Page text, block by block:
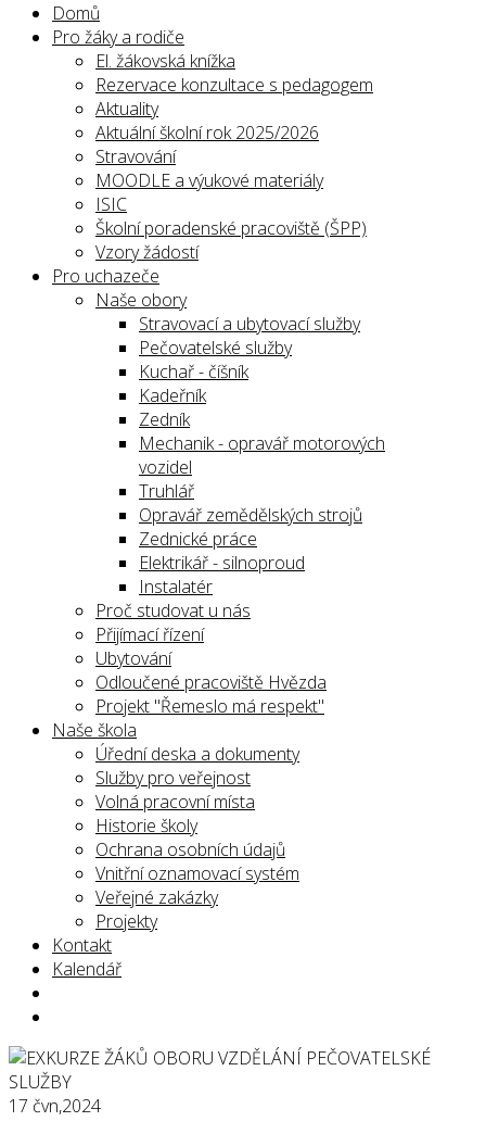
Domů
Pro žáky a rodiče
El. žákovská knížka
Rezervace konzultace s pedagogem
Aktuality
Aktuální školní rok 2025/2026
Stravování
MOODLE a výukové materiály
ISIC
Školní poradenské pracoviště (ŠPP)
Vzory žádostí
Pro uchazeče
Naše obory
Stravovací a ubytovací služby
Pečovatelské služby
Kuchař - číšník
Kadeřník
Zedník
Mechanik - opravář motorových
vozidel
Truhlář
Opravář zemědělských strojů
Zednické práce
Elektrikář - silnoproud
Instalatér
Proč studovat u nás
Přijímací řízení
Ubytování
Odloučené pracoviště Hvězda
Projekt "Řemeslo má respekt"
Naše škola
Úřední deska a dokumenty
Služby pro veřejnost
Volná pracovní místa
Historie školy
Ochrana osobních údajů
Vnitřní oznamovací systém
Veřejné zakázky
Projekty
Kontakt
Kalendář
17 čvn,2024